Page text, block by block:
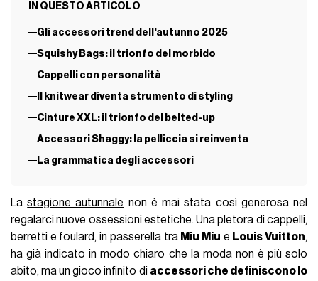
IN QUESTO ARTICOLO
Gli accessori trend dell'autunno 2025
Squishy Bags: il trionfo del morbido
Cappelli con personalità
Il knitwear diventa strumento di styling
Cinture XXL: il trionfo del belted-up
Accessori Shaggy: la pelliccia si reinventa
La grammatica degli accessori
Lastagione autunnale non è mai stata così generosa nel
regalarci nuove ossessioni estetiche. Una pletora di cappelli,
berretti e foulard, in passerella tra Miu Miu e Louis Vuitton,
ha già indicato in modo chiaro che la moda non è più solo
abito, ma un gioco infinito di accessori che definiscono lo